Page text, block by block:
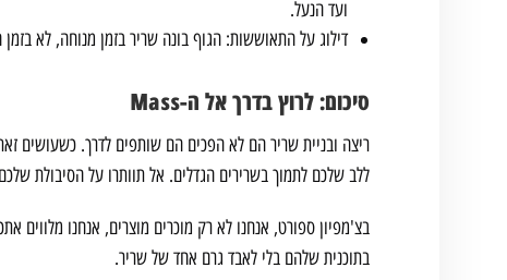
ועד הנעל.
דילוג על התאוששות: הגוף בונה שריר בזמן מנוחה, לא
סיכום: לרוץ בדרך אל ה-Mass
ריצה ובניית שריר הם לא הפכים הם שותפים לדרך. כשעושים
ללב שלכם לתמוך בשרירים הגדלים. אל תוותרו על הסיבולת
בצ'מפיון ספורט, אנחנו לא רק מוכרים מוצרים, אנחנו מלווים
בתוכנית שלהם בלי לאבד גרם אחד של שריר.